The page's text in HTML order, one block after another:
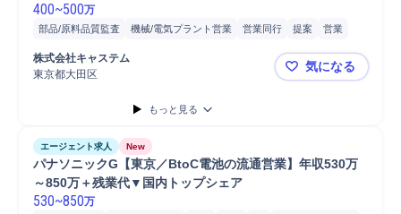
400~500万
部品/原料品質監査 機械/電気プラント営業 営業同行 提案
営業
製品
部品
株式会社キャステム
東京都大田区
【東京/蒲
気になる
もっと見る
エージェント求人 New
パナソニックG【東京／BtoC電池の流通営業】年収530万
～850万＋残業代▼国内トップシェア
530~850万